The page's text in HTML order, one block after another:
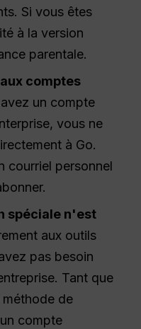
Si vous êtes
à la version
parentale.
comptes
un compte
vous ne
à Go.
courriel personnel
spéciale n'est
aux outils
pas besoin
Tant que
de
compte